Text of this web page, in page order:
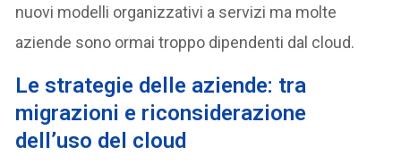
nuovi modelli organizzativi a servizi ma molte
aziende sono ormai troppo dipendenti dal cloud.
Le strategie delle aziende: tra
migrazioni e riconsiderazione
dell’uso del cloud